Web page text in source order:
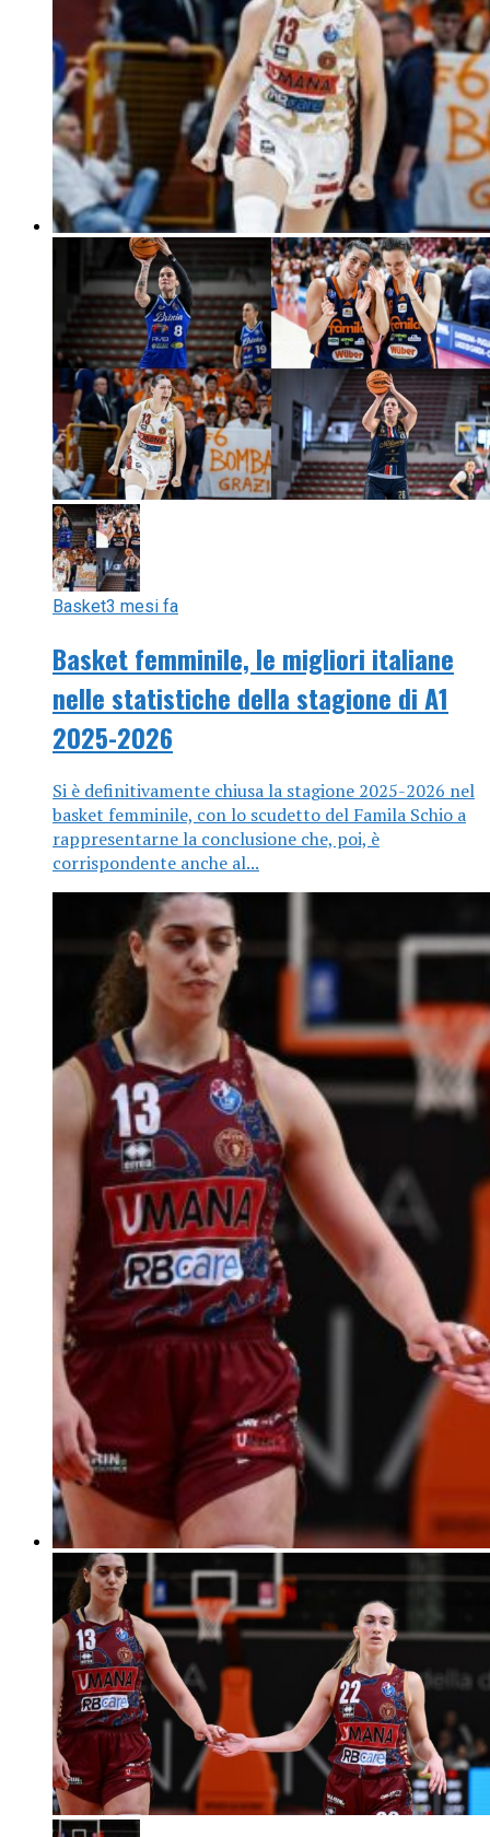
Basket3 mesi fa
Basket femminile, le migliori italiane
nelle statistiche della stagione di A1
2025-2026
Si è definitivamente chiusa la stagione 2025-2026 nel
basket femminile, con lo scudetto del Famila Schio a
rappresentarne la conclusione che, poi, è
corrispondente anche al...